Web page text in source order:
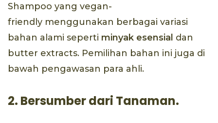
Shampoo yang vegan-
friendly menggunakan berbagai variasi
bahan alami seperti minyak esensial dan
butter extracts. Pemilihan bahan ini juga di
bawah pengawasan para ahli.
2. Bersumber dari Tanaman.